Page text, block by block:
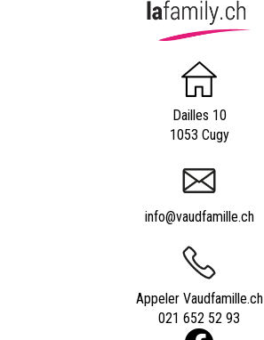
Dailles 10
1053 Cugy
info@vaudfamille.ch
Appeler Vaudfamille.ch
021 652 52 93